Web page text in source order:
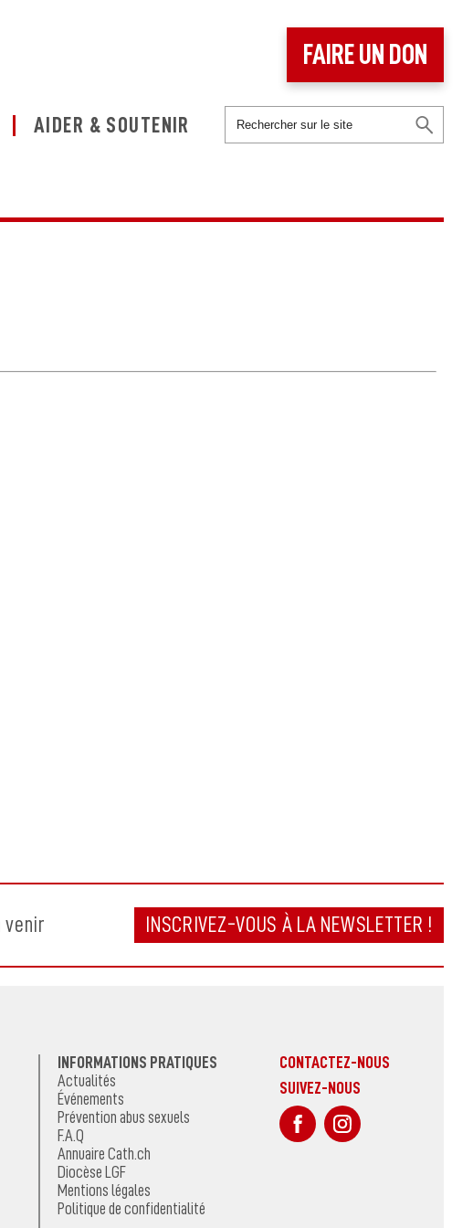
AIDER & SOUTENIR
FAIRE UN DON
venir INSCRIVEZ-VOUS À LA NEWSLETTER !
INFORMATIONS PRATIQUES
Actualités
Événements
Prévention abus sexuels
F.A.Q
Annuaire Cath.ch
Diocèse LGF
Mentions légales
Politique de confidentialité
CONTACTEZ-NOUS
SUIVEZ-NOUS
sur Facebook